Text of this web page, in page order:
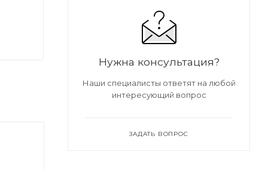
Нужна консультация?
Наши специалисты ответят на любой
интересующий вопрос
ЗАДАТЬ ВОПРОС